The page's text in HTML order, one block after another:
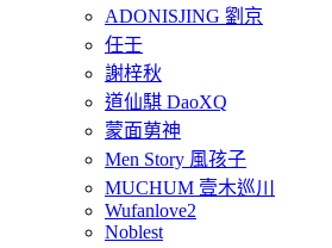
ADONISJING 劉京
任壬
謝梓秋
道仙騏 DaoXQ
蒙面莮神
Men Story 風孩子
MUCHUM 壹木巡川
Wufanlove2
Noblest